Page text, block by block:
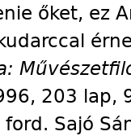
őket, ez
203 lap,
Sajó